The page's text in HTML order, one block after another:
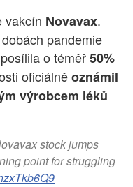
vakcín Novavax.
pandemie
o téměř50%
oficiálněoznámil
výrobcem léků
stock jumps
point for struggling